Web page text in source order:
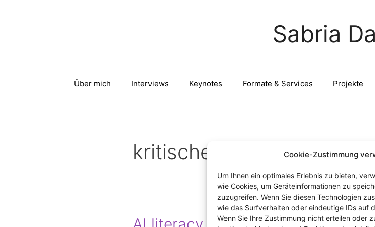
Cookie-Zustimmung
Um Ihnen ein optimales Erlebnis zu bieten,
wie Cookies, um Geräteinformationen zu
zuzugreifen. Wenn Sie diesen Technologien
wie das Surfverhalten oder eindeutige IDs auf
Wenn Sie Ihre Zustimmung nicht erteilen oder
Sabria
Über mich Interviews Keynotes Formate & Services Projekte
kritisches Denken